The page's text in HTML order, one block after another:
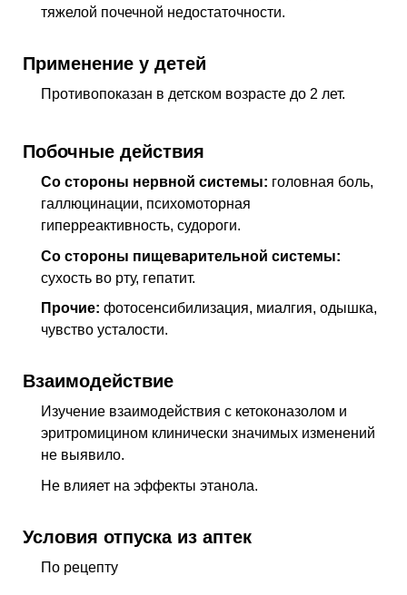
тяжелой почечной недостаточности.
Применение у детей
Противопоказан в детском возрасте до 2 лет.
Побочные действия
Со стороны нервной системы: головная боль,
галлюцинации, психомоторная
гиперреактивность, судороги.
Со стороны пищеварительной системы:
сухость во рту, гепатит.
Прочие: фотосенсибилизация, миалгия, одышка,
чувство усталости.
Взаимодействие
Изучение взаимодействия с кетоконазолом и
эритромицином клинически значимых изменений
не выявило.
Не влияет на эффекты этанола.
Условия отпуска из аптек
По рецепту